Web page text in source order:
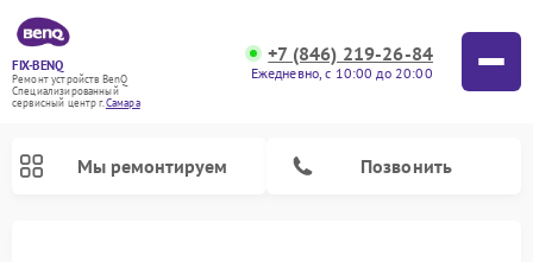
FIX-BENQ
Ремонт устройств BenQ
Специализированный
cервисный центр г.Самара
+7 (846) 219-26-84
Ежедневно, с 10:00 до 20:00
Мы ремонтируем Позвонить